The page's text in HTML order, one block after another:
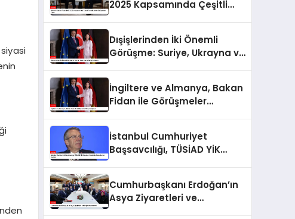
2025 Kapsamında Çeşitli
Dışişlerinden İki Önemli
Görüşme: Suriye, Ukrayna ve
İngiltere ve Almanya, Bakan
Fidan ile Görüşmeler
İstanbul Cumhuriyet
Başsavcılığı, TÜSİAD YİK
Cumhurbaşkanı Erdoğan’ın
Asya Ziyaretleri ve